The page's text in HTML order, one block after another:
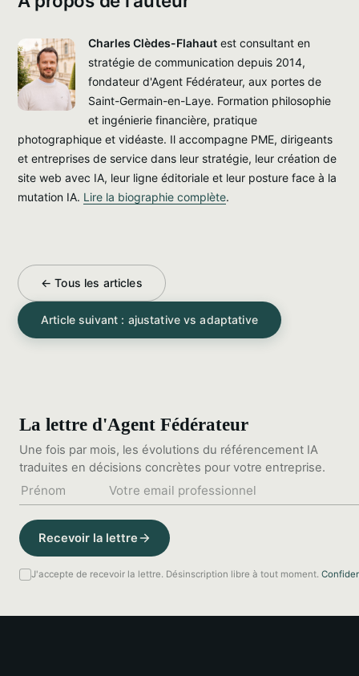
Charles Clèdes-Flahaut est consultant en
stratégie de communication depuis 2014,
fondateur d'Agent Fédérateur, aux portes de
Saint-Germain-en-Laye. Formation philosophie
et ingénierie financière, pratique
photographique et vidéaste. Il accompagne PME, dirigeants
et entreprises de service dans leur stratégie, leur création de
site web avec IA, leur ligne éditoriale et leur posture face à la
mutation IA. Lire la biographie complète.
← Tous les articles
Article suivant : ajustative vs adaptative
La lettre d'Agent Fédérateur
Une fois par mois, les évolutions du référencement IA
traduites en décisions concrètes pour votre entreprise.
Recevoir la lettre
J'accepte de recevoir la lettre. Désinscription libre à tout moment.